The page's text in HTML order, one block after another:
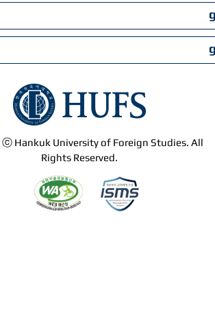
ⓒ Hankuk University of Foreign Studies. All
Rights Reserved.